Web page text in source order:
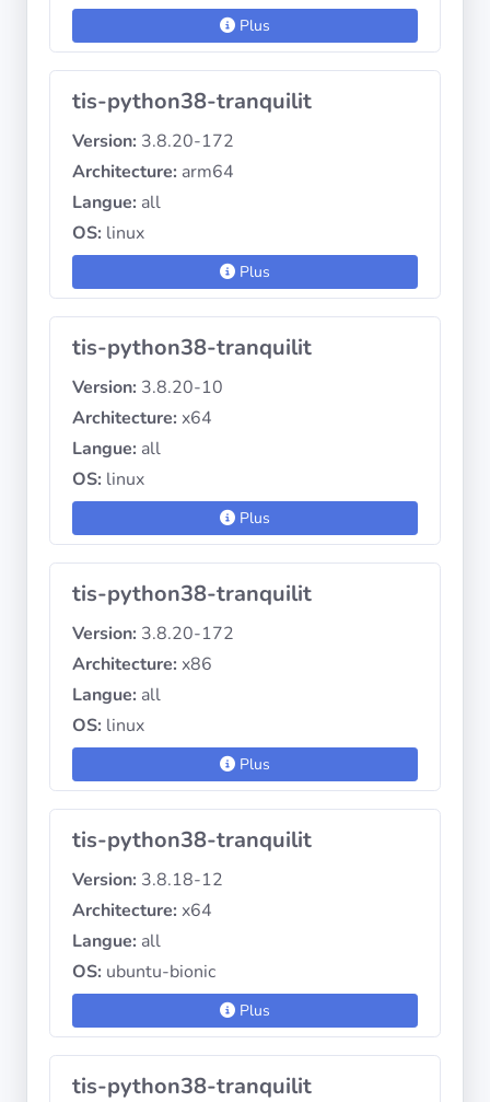
Plus
tis-python38-tranquilit
Version: 3.8.20-172
Architecture: arm64
Langue: all
OS: linux
Plus
tis-python38-tranquilit
Version: 3.8.20-10
Architecture: x64
Langue: all
OS: linux
Plus
tis-python38-tranquilit
Version: 3.8.20-172
Architecture: x86
Langue: all
OS: linux
Plus
tis-python38-tranquilit
Version: 3.8.18-12
Architecture: x64
Langue: all
OS: ubuntu-bionic
Plus
tis-python38-tranquilit